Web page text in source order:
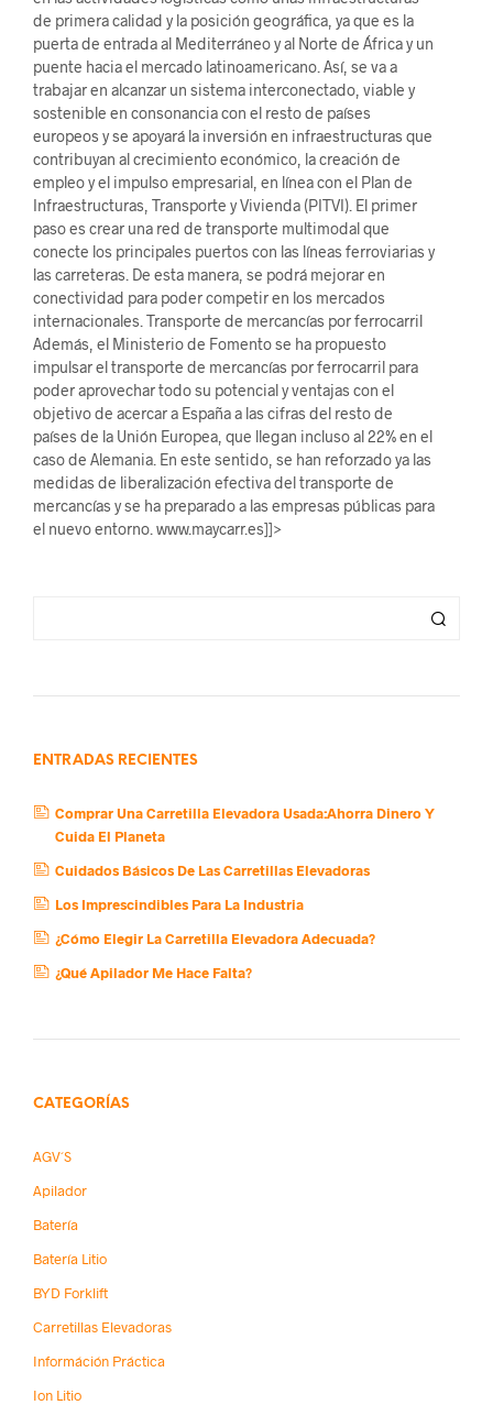
ENTRADAS RECIENTES
Comprar Una Carretilla Elevadora Usada:Ahorra Dinero Y
Cuida El Planeta
Cuidados Básicos De Las Carretillas Elevadoras
Los Imprescindibles Para La Industria
¿Cómo Elegir La Carretilla Elevadora Adecuada?
¿Qué Apilador Me Hace Falta?
CATEGORÍAS
AGV´s
Apilador
Batería
Batería Litio
BYD Forklift
Carretillas Elevadoras
Információn Práctica
Ion Litio